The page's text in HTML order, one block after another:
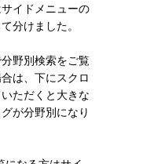
イドメニューの
分けました。
野別検索をご覧
は、下にスクロ
ただくと大きな
が分野別になり